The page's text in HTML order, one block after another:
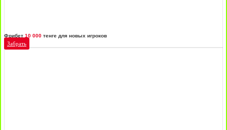
Фрибет 10 000 тенге для новых игроков
Забрать